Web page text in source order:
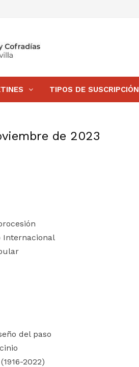
TIPOS DE SUSCRIPCIÓN
de 2023
Internacional
del paso
2022)